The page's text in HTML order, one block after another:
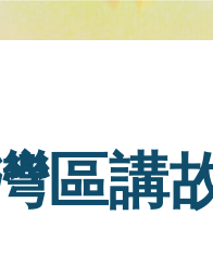
區講